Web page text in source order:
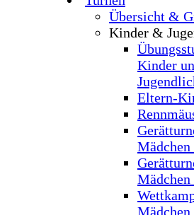
Übersicht &
Kinder &
Kinder
Eltern-
Mädchen
Mädchen
Mädchen